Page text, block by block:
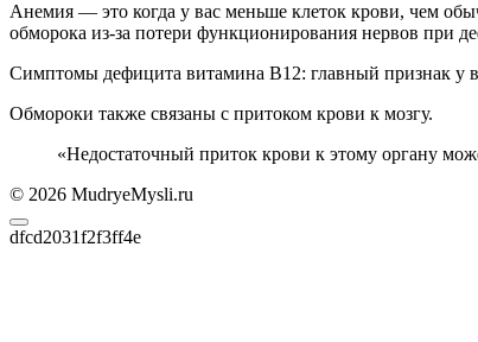
Анемия — это когда у вас меньше клеток крови, чем
обморока из-за потери функционирования нервов при
Симптомы дефицита витамина B12: главный признак у
Обмороки также связаны с притоком крови к мозгу.
«Недостаточный приток крови к этому органу
© 2026 MudryeMysli.ru
dfcd2031f2f3ff4e